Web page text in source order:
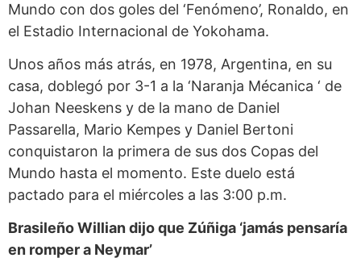
Mundo con dos goles del ‘Fenómeno’, Ronaldo, en
el Estadio Internacional de Yokohama.
Unos años más atrás, en 1978, Argentina, en su
casa, doblegó por 3-1 a la ‘Naranja Mécanica ‘ de
Johan Neeskens y de la mano de Daniel
Passarella, Mario Kempes y Daniel Bertoni
conquistaron la primera de sus dos Copas del
Mundo hasta el momento. Este duelo está
pactado para el miércoles a las 3:00 p.m.
Brasileño Willian dijo que Zúñiga ‘jamás pensaría
en romper a Neymar’